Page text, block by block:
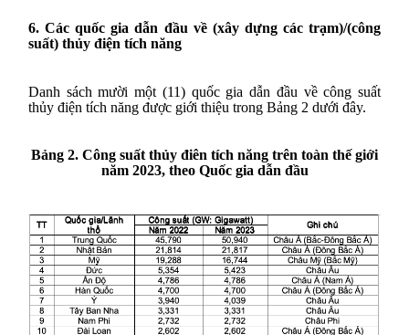
6. Các quốc gia dẫn đầu về (xây dựng các trạm)/(công
suất) thủy điện tích năng
Danh sách mười một (11) quốc gia dẫn đầu về công suất
thủy điện tích năng được giới thiệu trong Bảng 2 dưới đây.
Bảng 2. Công suất thủy điên tích năng trên toàn thế giới
năm 2023, theo Quốc gia dẫn đầu